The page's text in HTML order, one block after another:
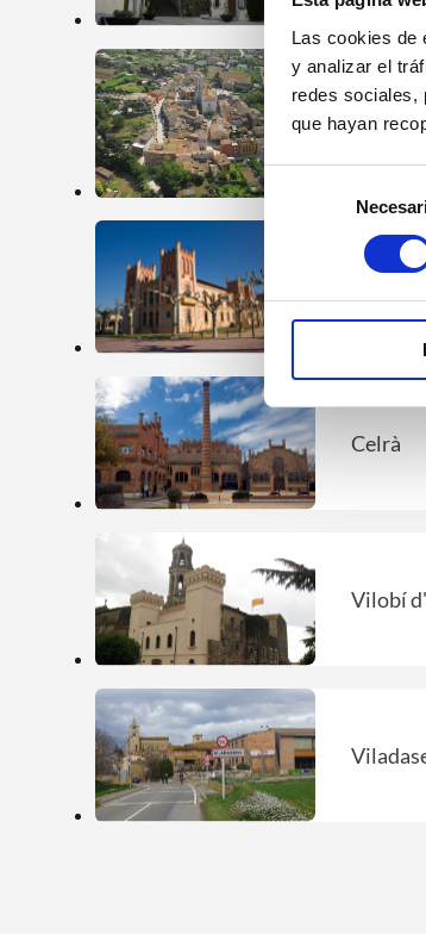
Las cookies de
y analizar el
redes sociales,
que hayan
Selección
consentimiento
Bordils
Caldes
Celrà
Vilobí